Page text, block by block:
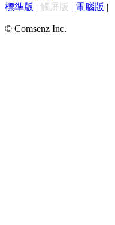
標準版 | 觸屏版 | 電腦版 |
© Comsenz Inc.